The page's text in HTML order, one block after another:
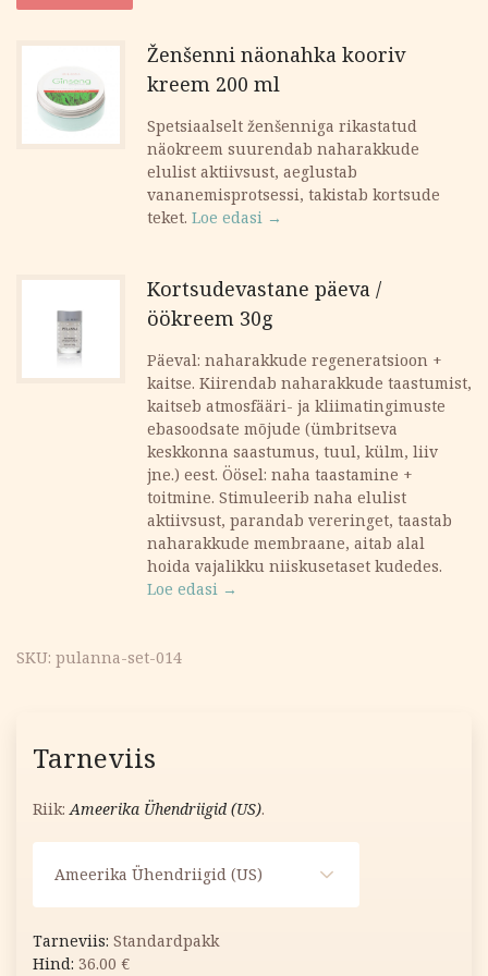
oli:
28.60 €.
is:
24.31 €.
Ženšenni näonahka kooriv
kreem 200 ml
Spetsiaalselt ženšenniga rikastatud
näokreem suurendab naharakkude
elulist aktiivsust, aeglustab
vananemisprotsessi, takistab kortsude
teket. Loe edasi →
Kortsudevastane päeva /
öökreem 30g
Päeval: naharakkude regeneratsioon +
kaitse. Kiirendab naharakkude taastumist,
kaitseb atmosfääri- ja kliimatingimuste
ebasoodsate mõjude (ümbritseva
keskkonna saastumus, tuul, külm, liiv
jne.) eest. Öösel: naha taastamine +
toitmine. Stimuleerib naha elulist
aktiivsust, parandab vereringet, taastab
naharakkude membraane, aitab alal
hoida vajalikku niiskusetaset kudedes.
Loe edasi →
SKU: pulanna-set-014
Tarneviis
Riik:Ameerika Ühendriigid (US).
Ameerika Ühendriigid (US)
Standardpakk
36.00 €